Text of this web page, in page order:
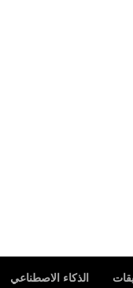
الذكاء الاصطناعي